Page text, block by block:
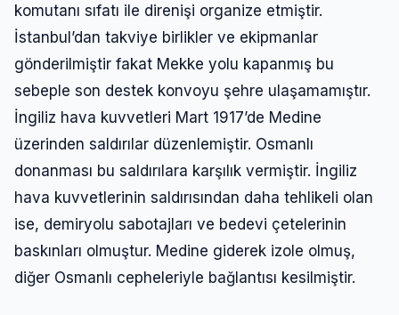
komutanı sıfatı ile direnişi organize etmiştir.
İstanbul’dan takviye birlikler ve ekipmanlar
gönderilmiştir fakat Mekke yolu kapanmış bu
sebeple son destek konvoyu şehre ulaşamamıştır.
İngiliz hava kuvvetleri Mart 1917’de Medine
üzerinden saldırılar düzenlemiştir. Osmanlı
donanması bu saldırılara karşılık vermiştir. İngiliz
hava kuvvetlerinin saldırısından daha tehlikeli olan
ise, demiryolu sabotajları ve bedevi çetelerinin
baskınları olmuştur. Medine giderek izole olmuş,
diğer Osmanlı cepheleriyle bağlantısı kesilmiştir.